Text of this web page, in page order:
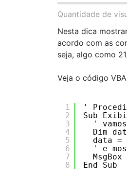
Quantidade de
Nesta dica
acordo com as
seja, algo como
Veja o código
1
2
3
4
5
6
7
8
'
Sub
'
Dim
data =
' e
End Sub